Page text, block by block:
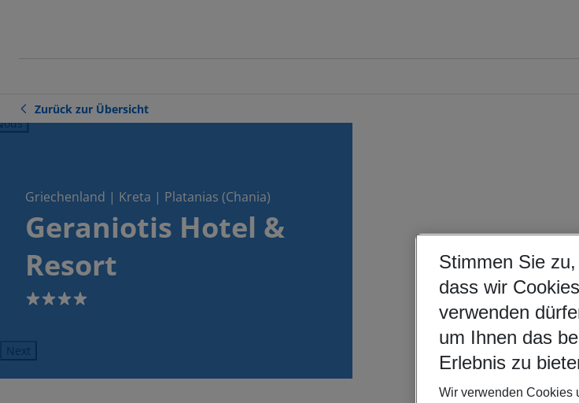
Zurück zur Übersicht
Griechenland | Kreta | Platanias (Chania)
Geraniotis Hotel &
Resort
4
Next
Stimmen Sie zu,
dass wir Cookies
verwenden
um Ihnen das
Erlebnis zu
Wir verwenden Cookies